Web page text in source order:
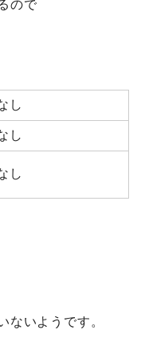
ので
し
し
し
ないようです。